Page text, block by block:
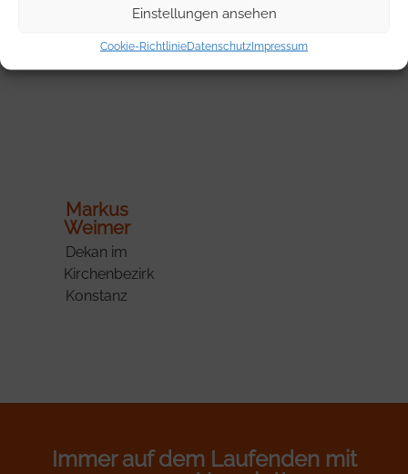
Einstellungen ansehen
Cookie-RichtlinieDatenschutzImpressum
Markus
Weimer
Dekan im
Kirchenbezirk
Konstanz
Immer auf dem Laufenden mit